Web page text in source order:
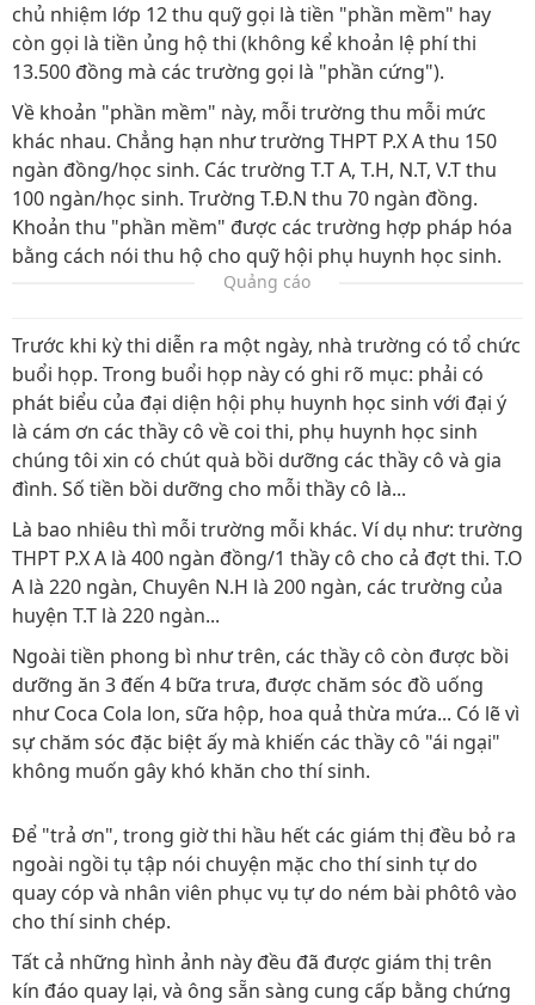
chủ nhiệm lớp 12 thu quỹ gọi là tiền "phần mềm" hay
còn gọi là tiền ủng hộ thi (không kể khoản lệ phí thi
13.500 đồng mà các trường gọi là "phần cứng").
Về khoản "phần mềm" này, mỗi trường thu mỗi mức
khác nhau. Chẳng hạn như trường THPT P.X A thu 150
ngàn đồng/học sinh. Các trường T.T A, T.H, N.T, V.T thu
100 ngàn/học sinh. Trường T.Đ.N thu 70 ngàn đồng.
Khoản thu "phần mềm" được các trường hợp pháp hóa
bằng cách nói thu hộ cho quỹ hội phụ huynh học sinh.
Quảng cáo
Trước khi kỳ thi diễn ra một ngày, nhà trường có tổ chức
buổi họp. Trong buổi họp này có ghi rõ mục: phải có
phát biểu của đại diện hội phụ huynh học sinh với đại ý
là cám ơn các thầy cô về coi thi, phụ huynh học sinh
chúng tôi xin có chút quà bồi dưỡng các thầy cô và gia
đình. Số tiền bồi dưỡng cho mỗi thầy cô là...
Là bao nhiêu thì mỗi trường mỗi khác. Ví dụ như: trường
THPT P.X A là 400 ngàn đồng/1 thầy cô cho cả đợt thi. T.O
A là 220 ngàn, Chuyên N.H là 200 ngàn, các trường của
huyện T.T là 220 ngàn...
Ngoài tiền phong bì như trên, các thầy cô còn được bồi
dưỡng ăn 3 đến 4 bữa trưa, được chăm sóc đồ uống
như Coca Cola lon, sữa hộp, hoa quả thừa mứa... Có lẽ vì
sự chăm sóc đặc biệt ấy mà khiến các thầy cô "ái ngại"
không muốn gây khó khăn cho thí sinh.
Để "trả ơn", trong giờ thi hầu hết các giám thị đều bỏ ra
ngoài ngồi tụ tập nói chuyện mặc cho thí sinh tự do
quay cóp và nhân viên phục vụ tự do ném bài phôtô vào
cho thí sinh chép.
Tất cả những hình ảnh này đều đã được giám thị trên
kín đáo quay lại, và ông sẵn sàng cung cấp bằng chứng